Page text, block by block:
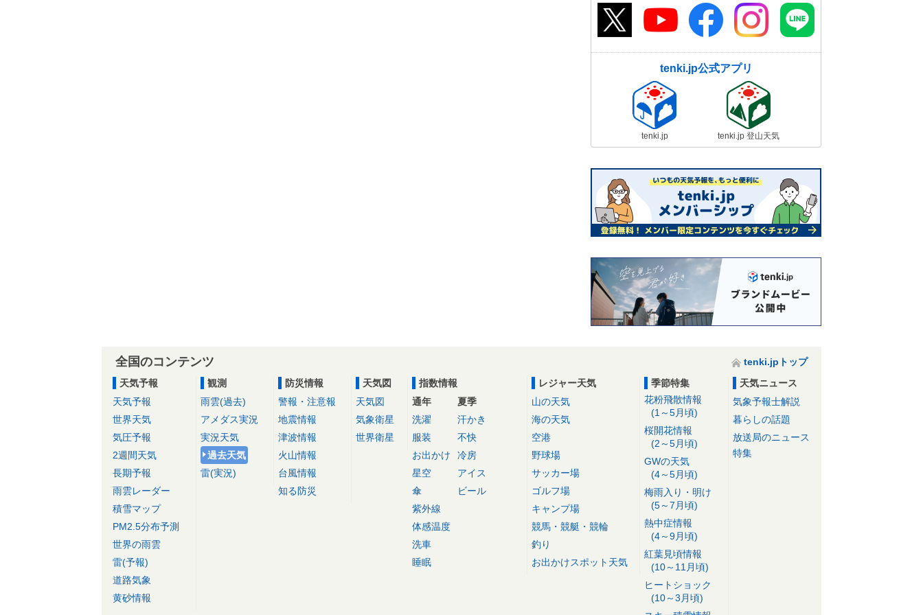
tenki.jp公式アプリ
tenki.jp tenki.jp 登山天気
全国のコンテンツ
tenki.jpトップ
天気予報
天気予報
世界天気
気圧予報
2週間天気
長期予報
雨雲レーダー
積雪マップ
PM2.5分布予測
世界の雨雲
雷(予報)
道路気象
黄砂情報
観測
雨雲(過去)
アメダス実況
実況天気
過去天気
雷(実況)
防災情報
警報・注意報
地震情報
津波情報
火山情報
台風情報
知る防災
天気図
天気図
気象衛星
世界衛星
指数情報
通年
洗濯
服装
お出かけ
星空
傘
紫外線
体感温度
洗車
睡眠
夏季
汗かき
不快
冷房
アイス
ビール
レジャー天気
山の天気
海の天気
空港
野球場
サッカー場
ゴルフ場
キャンプ場
競馬・競艇・競輪
釣り
お出かけスポット天気
季節特集
花粉飛散情報
(1～5月頃)
桜開花情報
(2～5月頃)
GWの天気
(4～5月頃)
梅雨入り・明け
(5～7月頃)
熱中症情報
(4～9月頃)
紅葉見頃情報
(10～11月頃)
ヒートショック
(10～3月頃)
天気ニュース
気象予報士解説
暮らしの話題
放送局のニュース
特集